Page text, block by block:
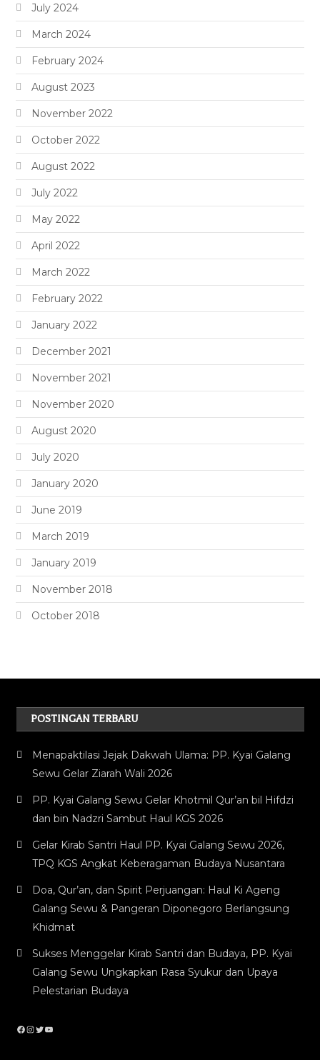
July 2024
March 2024
February 2024
August 2023
November 2022
October 2022
August 2022
July 2022
May 2022
April 2022
March 2022
February 2022
January 2022
December 2021
November 2021
November 2020
August 2020
July 2020
January 2020
June 2019
March 2019
January 2019
November 2018
October 2018
POSTINGAN TERBARU
Menapaktilasi Jejak Dakwah Ulama: PP. Kyai Galang
Sewu Gelar Ziarah Wali 2026
PP. Kyai Galang Sewu Gelar Khotmil Qur’an bil Hifdzi
dan bin Nadzri Sambut Haul KGS 2026
Gelar Kirab Santri Haul PP. Kyai Galang Sewu 2026,
TPQ KGS Angkat Keberagaman Budaya Nusantara
Doa, Qur’an, dan Spirit Perjuangan: Haul Ki Ageng
Galang Sewu & Pangeran Diponegoro Berlangsung
Khidmat
Sukses Menggelar Kirab Santri dan Budaya, PP. Kyai
Galang Sewu Ungkapkan Rasa Syukur dan Upaya
Pelestarian Budaya
Facebook
Instagram
Twitter
YouTube